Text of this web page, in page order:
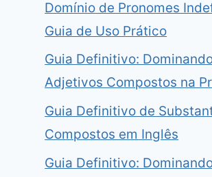
Domínio de Pronomes
Guia de Uso Prático
Guia Definitivo:
Adjetivos Compostos na
Guia Definitivo de
Compostos em Inglês
Guia Definitivo: